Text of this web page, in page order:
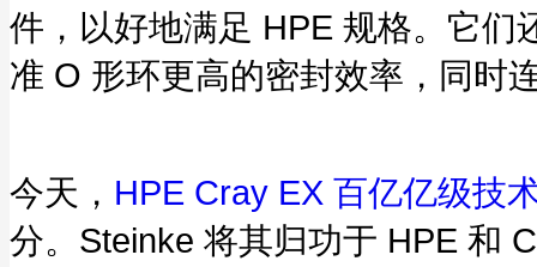
件，以好地满足 HPE 规格。它们
准 O 形环更高的密封效率，同时
今天， HPE Cray EX 百亿亿级技
分。Steinke 将其归功于 HPE 和